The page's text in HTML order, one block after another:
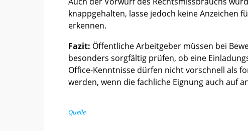
knappgehalten, lasse jedoch keine Anzeichen
erkennen.
Fazit: Öffentliche Arbeitgeber müssen bei
besonders sorgfältig prüfen, ob eine
Office-Kenntnisse dürfen nicht vorschnell als
werden, wenn die fachliche Eignung auch auf
Quelle